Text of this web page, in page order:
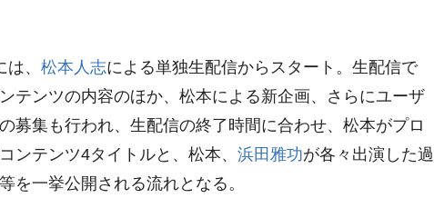
u
t
、 松本人志による単独生配信からスタート。生配信で
テンツの内容のほか、松本による新企画、さらにユーザ
募集も行われ、生配信の終了時間に合わせ、松本がプロ
ンテンツ4タイトルと、松本、 浜田雅功が各々出演した過
を一挙公開される流れとなる。